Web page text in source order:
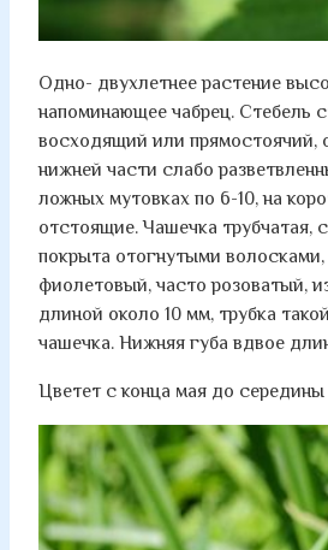
Одно- двухлетнее растение
напоминающее чабрец. Стебель
восходящий или прямостоячий,
нижней части слабо
ложных мутовках по 6-10, на
отстоящие. Чашечка трубчатая,
покрыта отогнутыми волосками,
фиолетовый, часто розоватый,
длиной около 10 мм, трубка
чашечка. Нижняя губа вдвое
Цветет с конца мая до середины